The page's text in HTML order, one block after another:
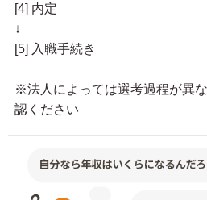
[4] 内定
↓
[5] 入職手続き
※法人によっては選考過程が異
認ください